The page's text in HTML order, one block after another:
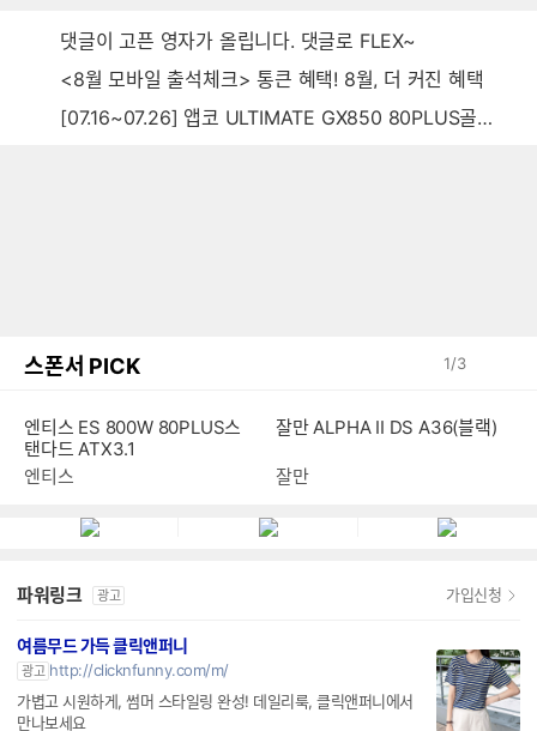
댓글이 고픈 영자가 올립니다. 댓글로 FLEX~
<8월 모바일 출석체크> 통큰 혜택! 8월, 더 커진 혜택
[07.16~07.26] 앱코 ULTIMATE GX850 80PLUS골드 풀모듈러 ATX3.0 블랙
스폰서 PICK 1/3
엔티스 ES 800W 80PLUS스
탠다드 ATX3.1
엔티스
잘만 ALPHA II DS A36(블랙)
잘만
파워링크 광고 가입신청
여름무드 가득 클릭앤퍼니
광고 http://clicknfunny.com/m/
가볍고 시원하게, 썸머 스타일링 완성! 데일리룩, 클릭앤퍼니에서
만나보세요